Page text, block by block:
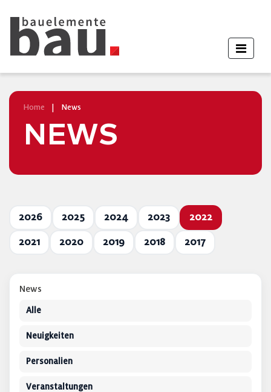
Home News
NEWS
2026 2025 2024 2023 2022
2021 2020 2019 2018 2017
News
Alle
Neuigkeiten
Personalien
Veranstaltungen